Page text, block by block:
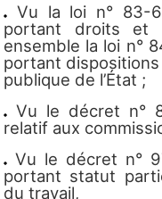
Vu la loi n° 83-
portant droits et
ensemble la loi n°
portant
publique de l’État ;
Vu le décret n°
relatif aux
Vu le décret n°
portant statut
du travail,